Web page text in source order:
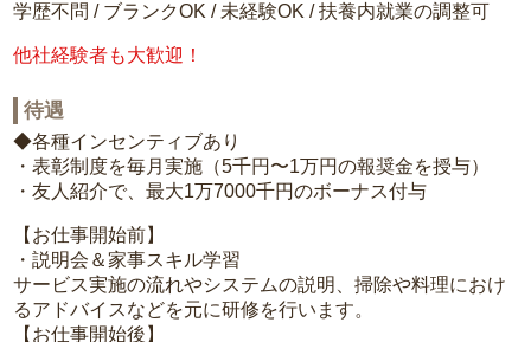
学歴不問 / ブランクOK / 未経験OK / 扶養内就業の調整可
他社経験者も大歓迎！
待遇
◆各種インセンティブあり
・表彰制度を毎月実施（5千円〜1万円の報奨金を授与）
・友人紹介で、最大1万7000千円のボーナス付与
【お仕事開始前】
・説明会＆家事スキル学習
サービス実施の流れやシステムの説明、掃除や料理におけ
るアドバイスなどを元に研修を行います。
【お仕事開始後】